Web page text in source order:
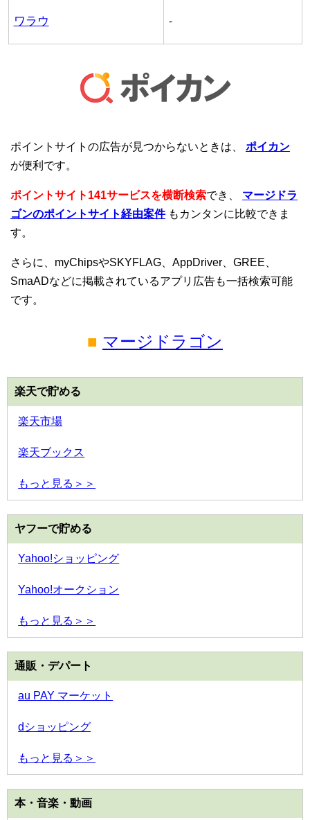
ワラウ -
ポイントサイトの広告が見つからないときは、 ポイカン
が便利です。
ポイントサイト141サービスを横断検索でき、 マージドラ
ゴンのポイントサイト経由案件もカンタンに比較できま
す。
さらに、myChipsやSKYFLAG、AppDriver、GREE、
SmaADなどに掲載されているアプリ広告も一括検索可能
です。
■ マージドラゴン
楽天で貯める
楽天市場
楽天ブックス
もっと見る＞＞
ヤフーで貯める
Yahoo!ショッピング
Yahoo!オークション
もっと見る＞＞
通販・デパート
au PAY マーケット
dショッピング
もっと見る＞＞
本・音楽・動画